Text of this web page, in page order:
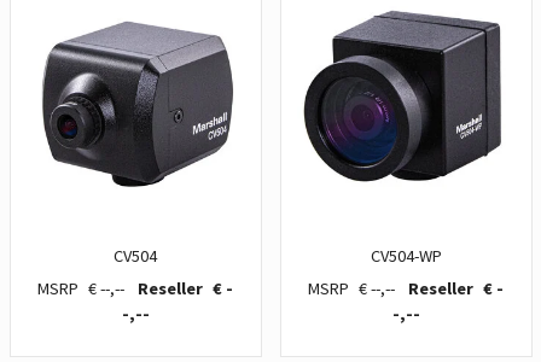
CV504
€ --,--
€ -
-,--
CV504-WP
€ --,--
€ -
-,--